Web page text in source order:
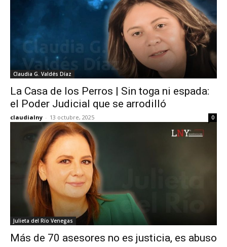
Claudia G. Valdés Díaz
La Casa de los Perros | Sin toga ni espada:
el Poder Judicial que se arrodilló
claudialny - 13 octubre, 2025 0
Julieta del Río Venegas
Más de 70 asesores no es justicia, es abuso